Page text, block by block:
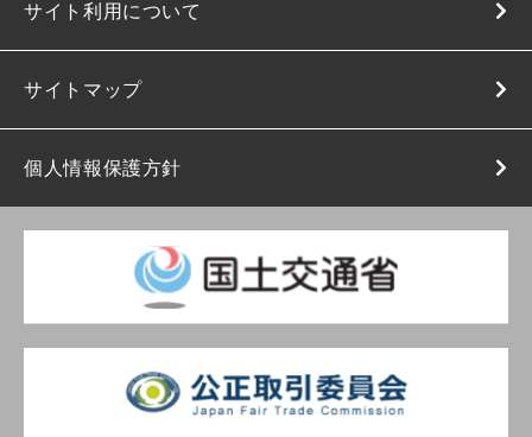
サイト利用について
サイトマップ
個人情報保護方針